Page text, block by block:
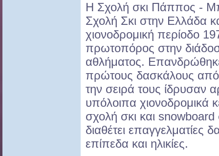
Η Σχολή σκι Πάππος -
Σχολή Σκι στην Ελλάδα
χιονοδρομική περίοδο
πρωτοπόρος στην
αθλήματος.
πρώτους δασκάλους
την σειρά τους ίδρυσαν
υπόλοιπα χιονοδρομικά
σχολή σκι και
διαθέτει επαγγελματίες
επίπεδα και ηλικίες.